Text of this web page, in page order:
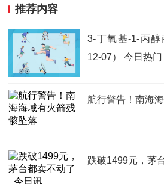
推荐内容
3-丁氧基-1-丙
12-07） 今日热门
航行警告！南海
跌破1499元，茅